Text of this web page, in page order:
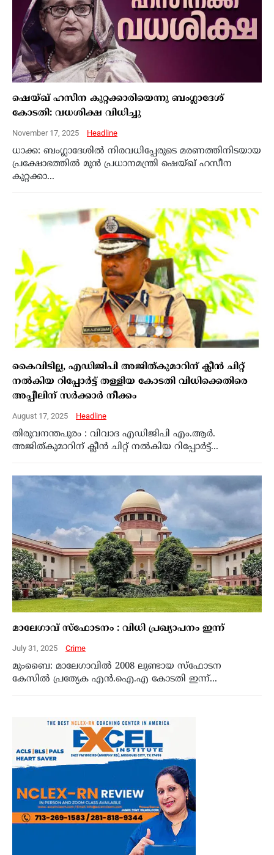
ഷെയ്ഖ് ഹസീന കുറ്റക്കാരിയെന്നു ബംഗ്ലാദേശ്
കോടതി: വധശിക്ഷ വിധിച്ചു
November 17, 2025 Headline
ധാക്ക: ബംഗ്ലാദേശില്‍ നിരവധിപ്പേരുടെ മരണത്തിനിടയായ
പ്രക്ഷോഭത്തില്‍ മുന്‍ പ്രധാനമന്ത്രി ഷെയ്ഖ് ഹസീന
കുറ്റക്കാ...
കൈവിടില്ല, എഡിജിപി അജിത്കുമാറിന് ക്ലീൻ ചിറ്റ്
നൽകിയ റിപ്പോർട്ട് തള്ളിയ കോടതി വിധിക്കെതിരെ
അപ്പീലിന് സർക്കാർ നീക്കം
August 17, 2025 Headline
തിരുവനന്തപുരം : വിവാദ എഡിജിപി എം.ആർ.
അജിത്കുമാറിന് ക്ലീൻ ചിറ്റ് നൽകിയ റിപ്പോർട്ട്...
മാലേഗാവ് സ്ഫോടനം : വിധി പ്രഖ്യാപനം ഇന്ന്
July 31, 2025 Crime
മുംബൈ: മാലേഗാവിൽ 2008 ലുണ്ടായ സ്ഫോടന
കേസിൽ പ്രത്യേക എൻ.ഐ.എ കോടതി ഇന്ന്...